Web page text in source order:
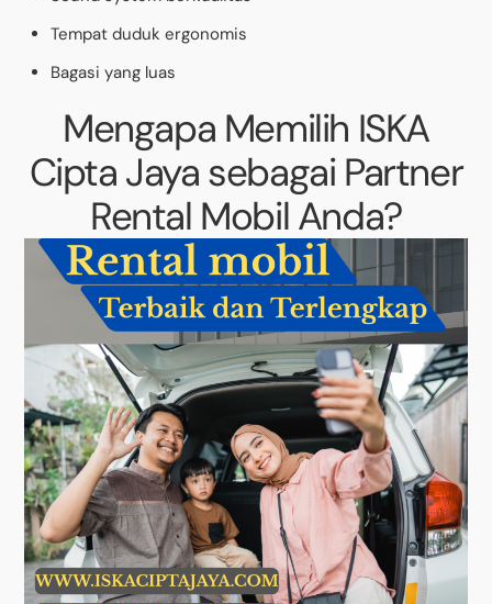
Tempat duduk ergonomis
Bagasi yang luas
Mengapa Memilih ISKA
Cipta Jaya sebagai Partner
Rental Mobil Anda?